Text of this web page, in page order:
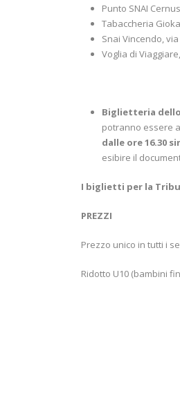
Punto SNAI
Tabaccheria
Snai Vincendo,
Voglia di
Biglietteria
potranno essere
dalle ore 16.30
esibire il
I biglietti per la
PREZZI
Prezzo unico in tutti i
Ridotto U10 (bambini